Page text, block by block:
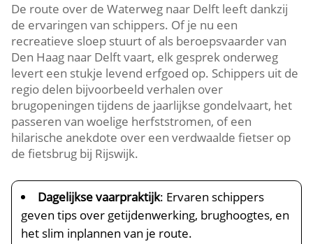
De route over de Waterweg naar Delft leeft dankzij
de ervaringen van schippers.​ Of je nu een
recreatieve sloep stuurt of als beroepsvaarder van
Den Haag naar Delft vaart, elk gesprek onderweg
levert een stukje levend erfgoed op.​ Schippers uit de
regio delen bijvoorbeeld verhalen over
brugopeningen tijdens de jaarlijkse gondelvaart, het
passeren van woelige herfststromen, of een
hilarische anekdote over een verdwaalde fietser op
de fietsbrug bij Rijswijk.​
Dagelijkse vaarpraktijk: Ervaren schippers
geven tips over getijdenwerking, brughoogtes, en
het slim inplannen van je route.​